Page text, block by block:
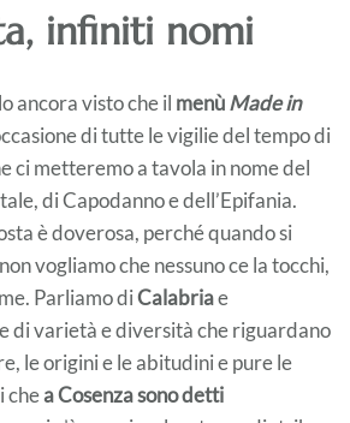
infiniti nomi
ancora visto che il menùMade in
di tutte le vigilie del tempo di
ci metteremo a tavola in nome del
di Capodanno e dell’Epifania.
è doverosa, perché quando si
vogliamo che nessuno ce la tocchi,
Parliamo diCalabriae
di varietà e diversità che riguardano
le origini e le abitudini e pure le
chea Cosenza sono detti